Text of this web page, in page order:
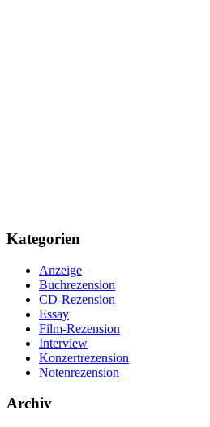
Kategorien
Anzeige
Buchrezension
CD-Rezension
Essay
Film-Rezension
Interview
Konzertrezension
Notenrezension
Archiv